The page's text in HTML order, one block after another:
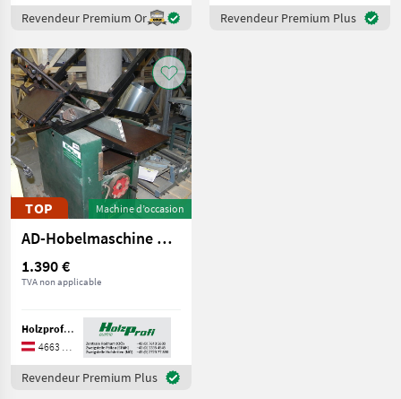
les 11
MARQUES
Claas
John
Deere
Pöttinger
Steyr
Fendt
New
Holland
Linde
Kuhn
Revendeur Premium Or Revendeur Premium Plus
TOP Machine d’occasion
AD-Hobelmaschine Holzprofi KDR310 gebraucht
1.390 €
TVA non applicable
Holzprofi Austria GmbH
Revendeur Premium Plus